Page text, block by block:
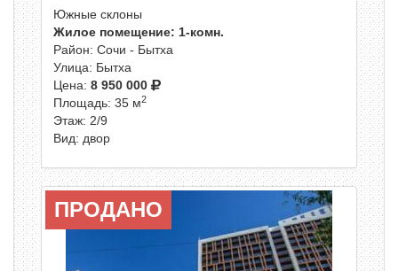
Южные склоны
Жилое помещение: 1-комн.
Район: Сочи - Бытха
Улица: Бытха
Цена: 8 950 000
Площадь: 35 м2
Этаж: 2/9
Вид: двор
ПРОДАНО